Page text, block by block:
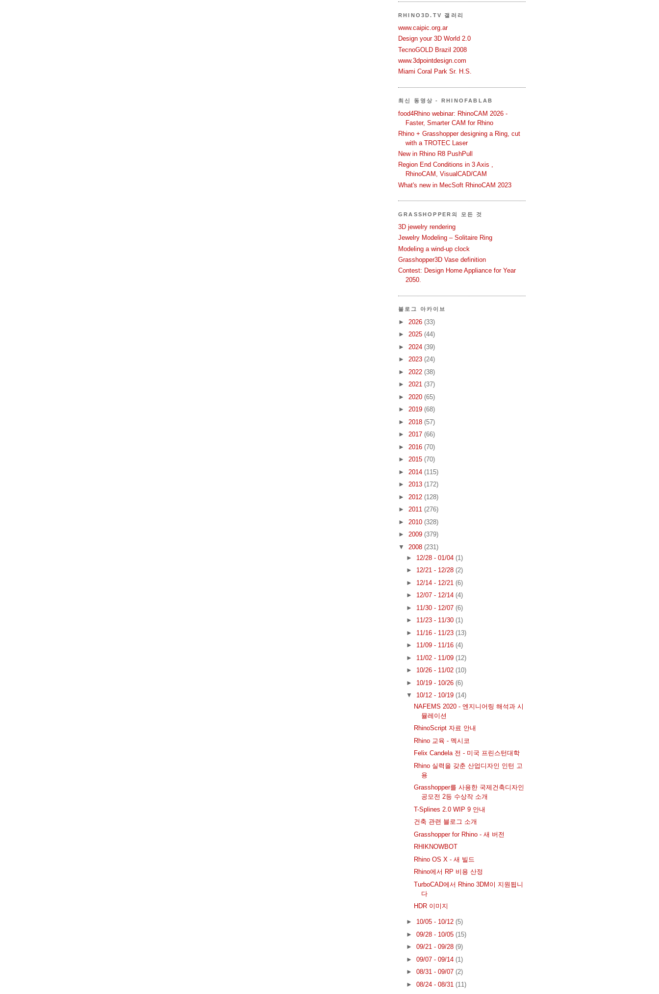
RHINO3D.TV 갤러리
www.caipic.org.ar
Design your 3D World 2.0
TecnoGOLD Brazil 2008
www.3dpointdesign.com
Miami Coral Park Sr. H.S.
최신 동영상 - RHINOFABLAB
food4Rhino webinar: RhinoCAM 2026 -
Faster, Smarter CAM for Rhino
Rhino + Grasshopper designing a Ring, cut
with a TROTEC Laser
New in Rhino R8 PushPull
Region End Conditions in 3 Axis ,
RhinoCAM, VisualCAD/CAM
What's new in MecSoft RhinoCAM 2023
GRASSHOPPER의 모든 것
3D jewelry rendering
Jewelry Modeling – Solitaire Ring
Modeling a wind-up clock
Grasshopper3D Vase definition
Contest: Design Home Appliance for Year
2050.
블로그 아카이브
► 2026 (33)
► 2025 (44)
► 2024 (39)
► 2023 (24)
► 2022 (38)
► 2021 (37)
► 2020 (65)
► 2019 (68)
► 2018 (57)
► 2017 (66)
► 2016 (70)
► 2015 (70)
► 2014 (115)
► 2013 (172)
► 2012 (128)
► 2011 (276)
► 2010 (328)
► 2009 (379)
▼ 2008 (231)
► 12/28 - 01/04 (1)
► 12/21 - 12/28 (2)
► 12/14 - 12/21 (6)
► 12/07 - 12/14 (4)
► 11/30 - 12/07 (6)
► 11/23 - 11/30 (1)
► 11/16 - 11/23 (13)
► 11/09 - 11/16 (4)
► 11/02 - 11/09 (12)
► 10/26 - 11/02 (10)
► 10/19 - 10/26 (6)
▼ 10/12 - 10/19 (14)
NAFEMS 2020 - 엔지니어링 해석과 시
뮬레이션
RhinoScript 자료 안내
Rhino 교육 - 멕시코
Felix Candela 전 - 미국 프린스턴대학
Rhino 실력을 갖춘 산업디자인 인턴 고
용
Grasshopper를 사용한 국제건축디자인
공모전 2등 수상작 소개
T-Splines 2.0 WIP 9 안내
건축 관련 블로그 소개
Grasshopper for Rhino - 새 버전
RHIKNOWBOT
Rhino OS X - 새 빌드
Rhino에서 RP 비용 산정
TurboCAD에서 Rhino 3DM이 지원됩니
다
HDR 이미지
► 10/05 - 10/12 (5)
► 09/28 - 10/05 (15)
► 09/21 - 09/28 (9)
► 09/07 - 09/14 (1)
► 08/31 - 09/07 (2)
► 08/24 - 08/31 (11)